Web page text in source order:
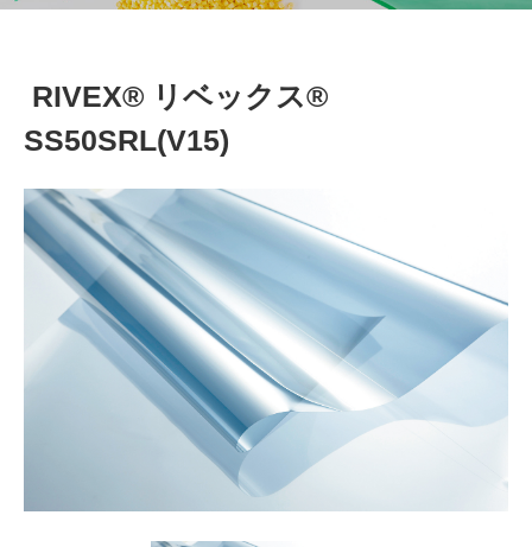
RIVEX® リベックス®
SS50SRL(V15)